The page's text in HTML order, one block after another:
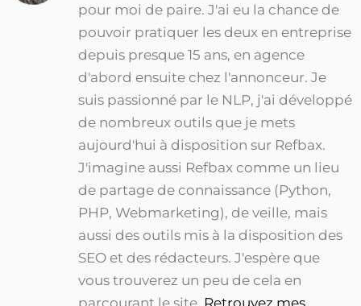
pour moi de paire. J'ai eu la chance de
pouvoir pratiquer les deux en entreprise
depuis presque 15 ans, en agence
d'abord ensuite chez l'annonceur. Je
suis passionné par le NLP, j'ai développé
de nombreux outils que je mets
aujourd'hui à disposition sur Refbax.
J'imagine aussi Refbax comme un lieu
de partage de connaissance (Python,
PHP, Webmarketing), de veille, mais
aussi des outils mis à la disposition des
SEO et des rédacteurs. J'espère que
vous trouverez un peu de cela en
parcourant le site. Retrouvez mes